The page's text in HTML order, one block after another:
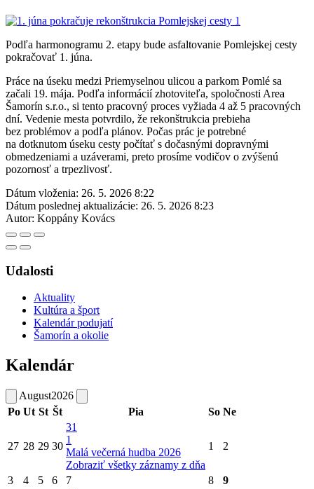
Podľa harmonogramu 2. etapy bude asfaltovanie Pomlejskej cesty
pokračovať 1. júna.
Práce na úseku medzi Priemyselnou ulicou a parkom Pomlé sa
začali 19. mája. Podľa informácií zhotoviteľa, spoločnosti Area
Šamorín s.r.o., si tento pracovný proces vyžiada 4 až 5 pracovných
dní. Vedenie mesta potvrdilo, že rekonštrukcia prebieha
bez problémov a podľa plánov. Počas prác je potrebné
na dotknutom úseku cesty počítať s dočasnými dopravnými
obmedzeniami a uzáverami, preto prosíme vodičov o zvýšenú
pozornosť a trpezlivosť.
Dátum vloženia: 26. 5. 2026 8:22
Dátum poslednej aktualizácie: 26. 5. 2026 8:23
Autor: Koppány Kovács
Udalosti
Aktuality
Kultúra a šport
Kalendár podujatí
Šamorín a okolie
Kalendár
August2026
Po Ut St Št Pia So Ne
27 28 29 30
31
1
Malá večerná hudba 2026
Zobraziť všetky záznamy z dňa
1 2
3 4 5 6 7 8 9